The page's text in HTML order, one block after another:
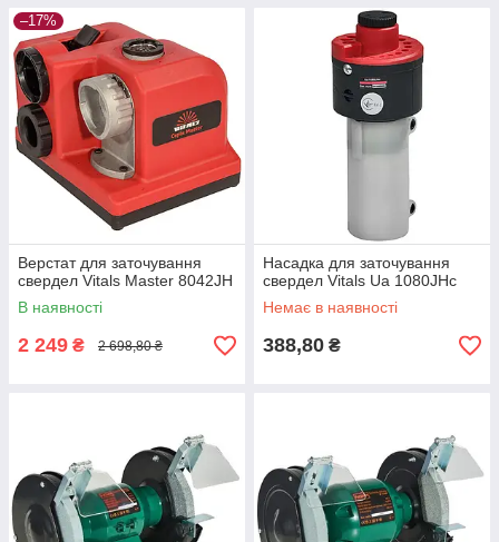
–17%
Верстат для заточування
свердел Vitals Master 8042JH
В наявності
2 249 ₴ 2 698,80 ₴
Насадка для заточування
свердел Vitals Ua 1080JHc
Немає в наявності
388,80 ₴